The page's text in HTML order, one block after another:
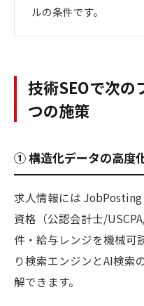
ルの条件です。
技術SEOで次の
つの施策
① 構造化データの高度
求人情報には
資格（公認会計士/
件・給与レンジを機械可
り検索エンジンとAI検索
解できます。